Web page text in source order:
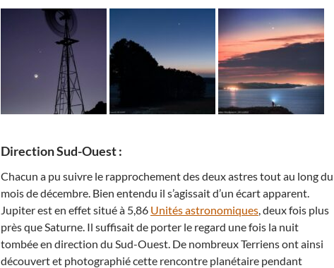
Direction Sud-Ouest :
Chacun a pu suivre le rapprochement des deux astres tout au long du
mois de décembre. Bien entendu il s’agissait d’un écart apparent.
Jupiter est en effet situé à 5,86 Unités astronomiques, deux fois plus
près que Saturne. Il suffisait de porter le regard une fois la nuit
tombée en direction du Sud-Ouest. De nombreux Terriens ont ainsi
découvert et photographié cette rencontre planétaire pendant